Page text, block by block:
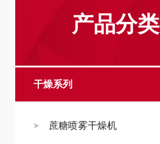
产品分类
干燥系列
蔗糖喷雾干燥机